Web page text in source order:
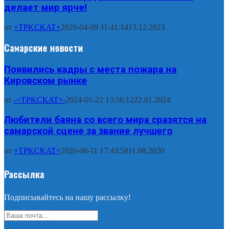
делает мир ярче!
от +TPKCKAT+2020-04-09 11:41:1413.12.2023
Самарские новости
Появились кадры с места пожара на
Кировском рынке
от -=TPKCKAT=-2024-01-22 13:56:1222.01.2024
Любители баяна со всего мира сразятся на
самарской сцене за звание лучшего
от +TPKCKAT+2020-08-11 17:43:5811.08.2020
Рассылка
Подписывайтесь на нашу рассылку!